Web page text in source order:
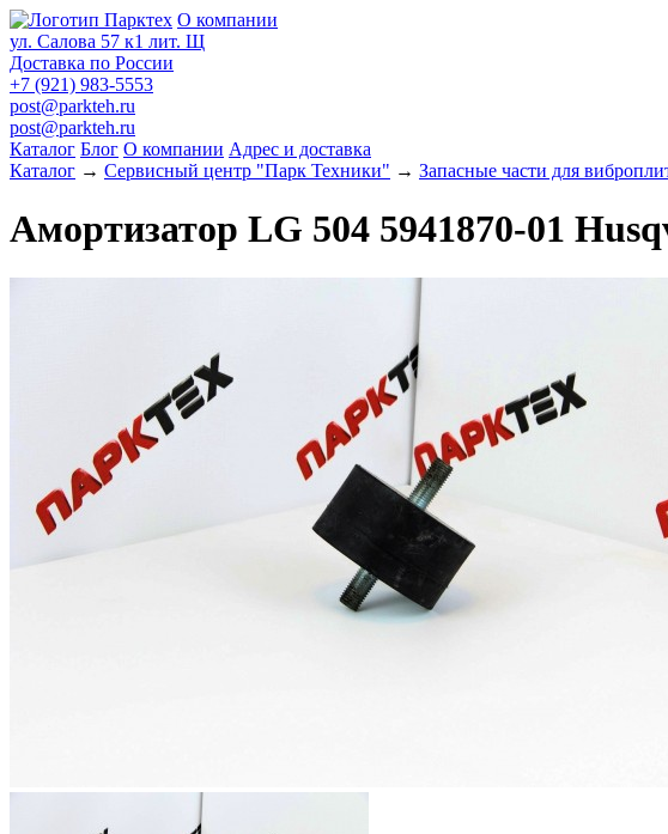
О компании
ул. Салова 57 к1 лит. Щ
Доставка по России
+7 (921) 983-5553
post@parkteh.ru
post@parkteh.ru
Каталог Блог О компании Адрес и доставка
Каталог → Сервисный центр "Парк Техники" → Запасные части для
Амортизатор LG 504 5941870-01